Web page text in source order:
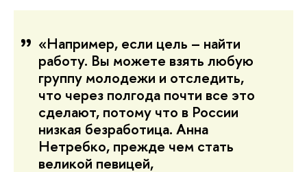
«Например, если цель – найти
работу. Вы можете взять любую
группу молодежи и отследить,
что через полгода почти все это
сделают, потому что в России
низкая безработица. Анна
Нетребко, прежде чем стать
великой певицей,